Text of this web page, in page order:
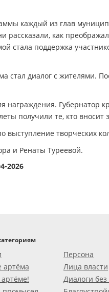
каждый из глав
рассказали, как
стала поддержка
стал диалог с жителями.
награждения. Губернатор
получили те, кто
творческих
и Ренаты Туреевой.
2026
артёма
Персона
Лица власти
Диалоги без